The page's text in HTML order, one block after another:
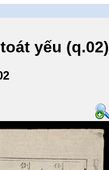
yếu (q.02)